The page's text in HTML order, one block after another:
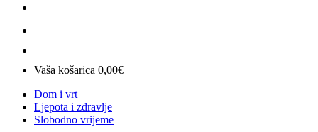
Vaša košarica 0,00€
Dom i vrt
Ljepota i zdravlje
Slobodno vrijeme